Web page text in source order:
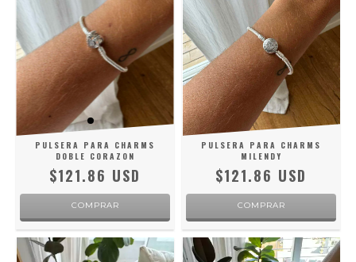
PULSERA PARA CHARMS
DOBLE CORAZON
$121.86 USD
COMPRAR
PULSERA PARA CHARMS
MILENDY
$121.86 USD
COMPRAR